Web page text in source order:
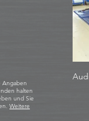
Angaben
halten
und Sie
Weitere